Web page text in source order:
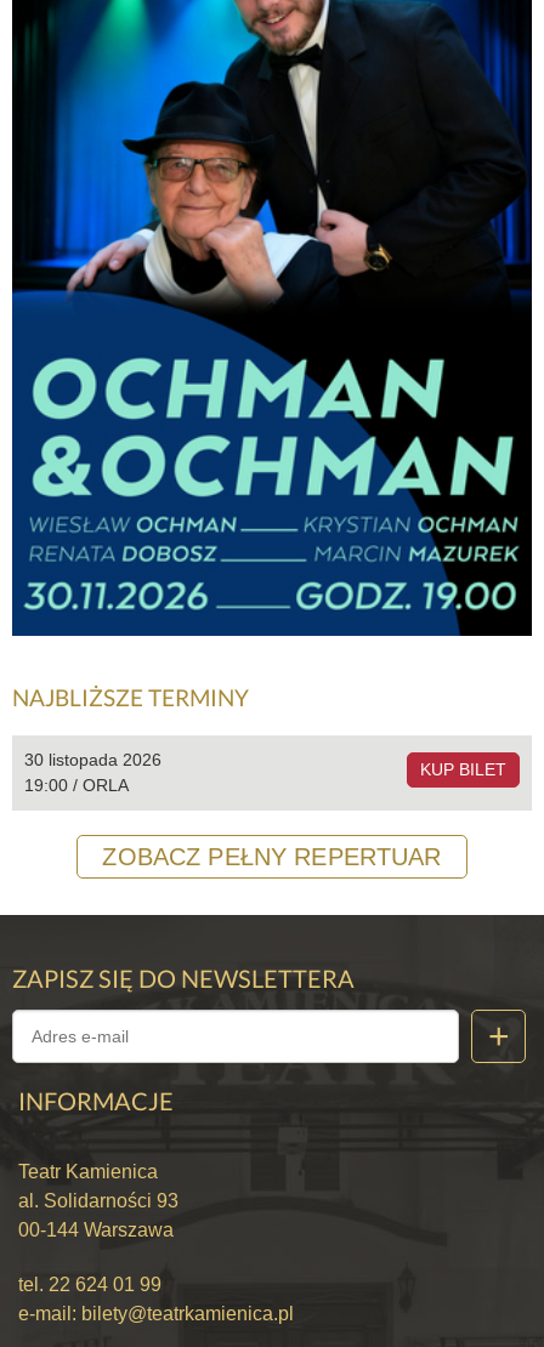
NAJBLIŻSZE TERMINY
30 listopada 2026
19:00 / ORLA
KUP BILET
ZOBACZ PEŁNY REPERTUAR
ZAPISZ SIĘ DO NEWSLETTERA
INFORMACJE
Teatr Kamienica
al. Solidarności 93
00-144 Warszawa
tel. 22 624 01 99
e-mail: bilety@teatrkamienica.pl